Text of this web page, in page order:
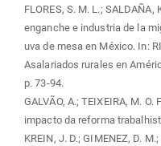
FLORES, S. M. L.;
enganche e industria de la
uva de mesa en México. In:
Asalariados rurales en
p. 73-94.
GALVÃO, A.; TEIXEIRA, M.
impacto da reforma
KREIN, J. D.; GIMENEZ, D.